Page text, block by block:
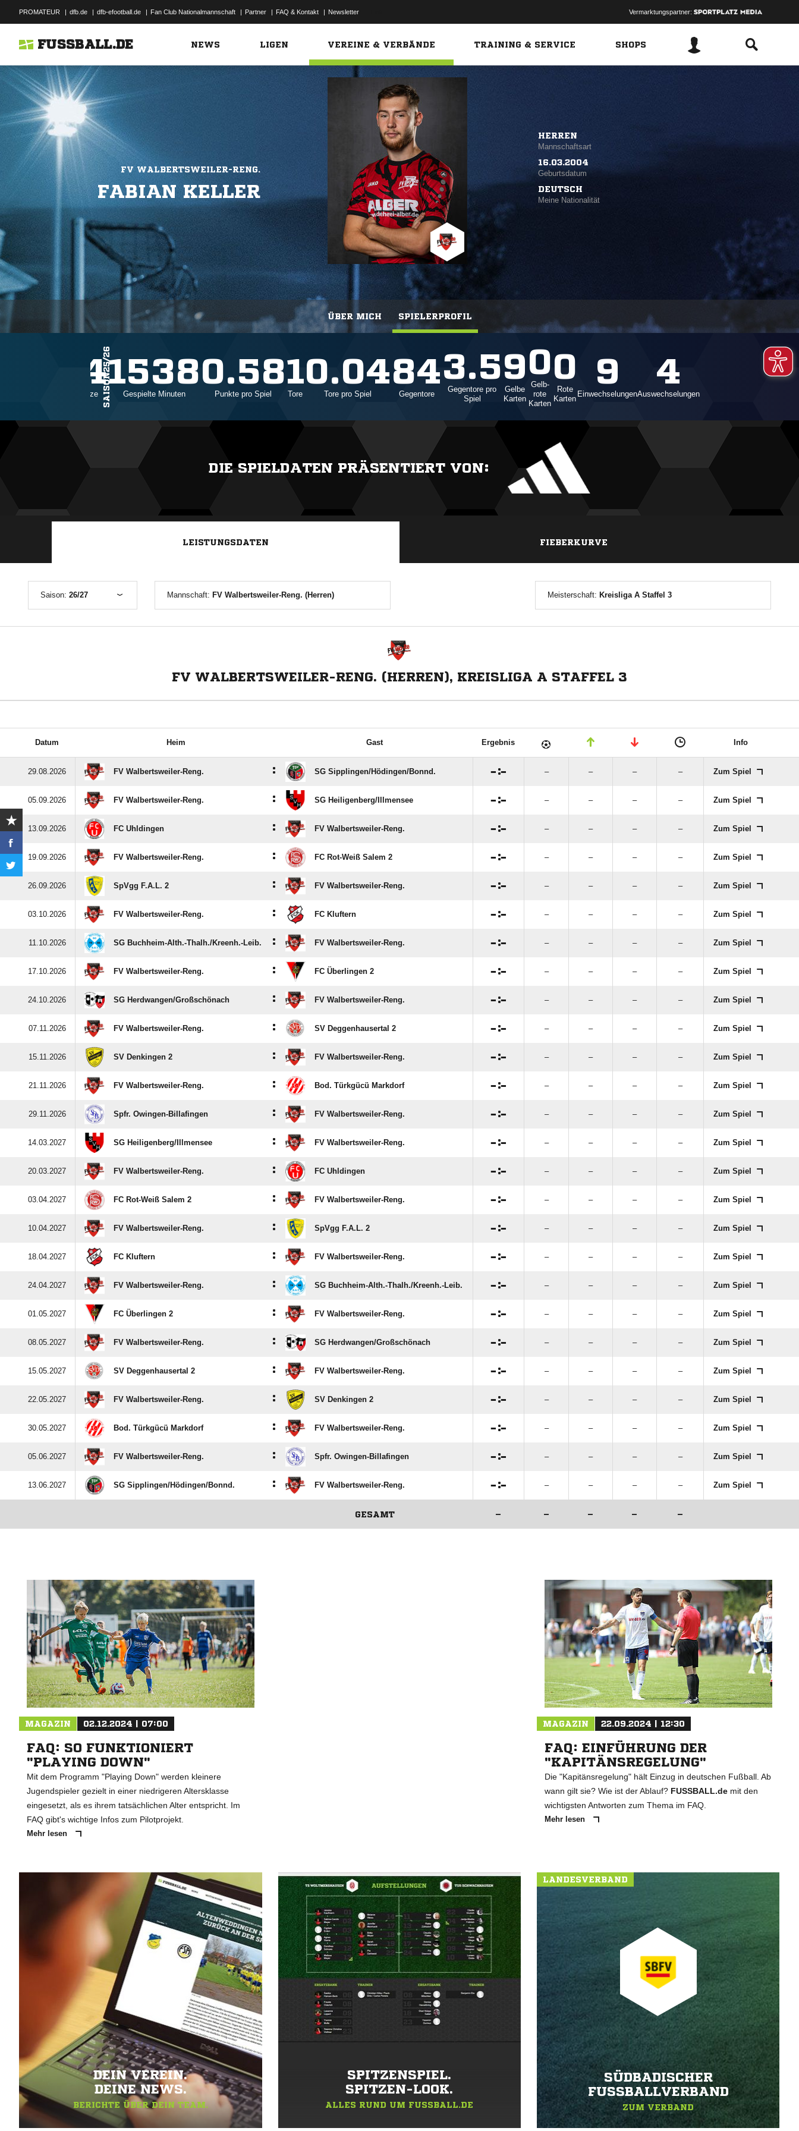
PROMATEUR | dfb.de | dfb-efootball.de | Fan Club Nationalmannschaft | Partner | FAQ & Kontakt | Newsletter Vermarktungspartner:
FUSSBALL.DE NEWS LIGEN VEREINE & VERBÄNDE TRAINING & SERVICE SHOPS
ÜBER MICH SPIELERPROFIL
FV WALBERTSWEILER-RENG.
FABIAN KELLER
HERREN
Mannschaftsart
16.03.2004
Geburtsdatum
DEUTSCH
Meine Nationalität
SAISON25/26
24
Einsätze
1538
Gespielte Minuten
0.58
Punkte pro Spiel
1
Tore
0.04
Tore pro Spiel
84
Gegentore
3.5
Gegentore pro
Spiel
9
Gelbe
Karten
0
Gelb-
rote
Karten
0
Rote
Karten
9
Einwechselungen
4
Auswechselungen
DIE SPIELDATEN PRÄSENTIERT VON:
LEISTUNGSDATEN FIEBERKURVE
Saison: 26/27 Mannschaft: FV Walbertsweiler-Reng. (Herren) Meisterschaft: Kreisliga A Staffel 3
FV WALBERTSWEILER-RENG. (HERREN), KREISLIGA A STAFFEL 3
Datum Heim Gast Ergebnis Info
29.08.2026 FV Walbertsweiler-Reng. : SG Sipplingen/​Hödingen/​Bonnd. : – – – – Zum Spiel
05.09.2026 FV Walbertsweiler-Reng. : SG Heiligenberg/​Illmensee : – – – – Zum Spiel
13.09.2026 FC Uhldingen : FV Walbertsweiler-Reng. : – – – – Zum Spiel
19.09.2026 FV Walbertsweiler-Reng. : FC Rot-Weiß Salem 2 : – – – – Zum Spiel
26.09.2026 SpVgg F.A.L. 2 : FV Walbertsweiler-Reng. : – – – – Zum Spiel
03.10.2026 FV Walbertsweiler-Reng. : FC Kluftern : – – – – Zum Spiel
11.10.2026 SG Buchheim-Alth.-Thalh./​Kreenh.-Leib. : FV Walbertsweiler-Reng. : – – – – Zum Spiel
17.10.2026 FV Walbertsweiler-Reng. : FC Überlingen 2 : – – – – Zum Spiel
24.10.2026 SG Herdwangen/​Großschönach : FV Walbertsweiler-Reng. : – – – – Zum Spiel
07.11.2026 FV Walbertsweiler-Reng. : SV Deggenhausertal 2 : – – – – Zum Spiel
15.11.2026 SV Denkingen 2 : FV Walbertsweiler-Reng. : – – – – Zum Spiel
21.11.2026 FV Walbertsweiler-Reng. : Bod. Türkgücü Markdorf : – – – – Zum Spiel
29.11.2026 Spfr. Owingen-Billafingen : FV Walbertsweiler-Reng. : – – – – Zum Spiel
14.03.2027 SG Heiligenberg/​Illmensee : FV Walbertsweiler-Reng. : – – – – Zum Spiel
20.03.2027 FV Walbertsweiler-Reng. : FC Uhldingen : – – – – Zum Spiel
03.04.2027 FC Rot-Weiß Salem 2 : FV Walbertsweiler-Reng. : – – – – Zum Spiel
10.04.2027 FV Walbertsweiler-Reng. : SpVgg F.A.L. 2 : – – – – Zum Spiel
18.04.2027 FC Kluftern : FV Walbertsweiler-Reng. : – – – – Zum Spiel
24.04.2027 FV Walbertsweiler-Reng. : SG Buchheim-Alth.-Thalh./​Kreenh.-Leib. : – – – – Zum Spiel
01.05.2027 FC Überlingen 2 : FV Walbertsweiler-Reng. : – – – – Zum Spiel
08.05.2027 FV Walbertsweiler-Reng. : SG Herdwangen/​Großschönach : – – – – Zum Spiel
15.05.2027 SV Deggenhausertal 2 : FV Walbertsweiler-Reng. : – – – – Zum Spiel
22.05.2027 FV Walbertsweiler-Reng. : SV Denkingen 2 : – – – – Zum Spiel
30.05.2027 Bod. Türkgücü Markdorf : FV Walbertsweiler-Reng. : – – – – Zum Spiel
05.06.2027 FV Walbertsweiler-Reng. : Spfr. Owingen-Billafingen : – – – – Zum Spiel
13.06.2027 SG Sipplingen/​Hödingen/​Bonnd. : FV Walbertsweiler-Reng. : – – – – Zum Spiel
GESAMT – – – – –
MAGAZIN 02.12.2024 | 07:00
FAQ: SO FUNKTIONIERT
"PLAYING DOWN"
Mit dem Programm "Playing Down" werden kleinere
Jugendspieler gezielt in einer niedrigeren Altersklasse
eingesetzt, als es ihrem tatsächlichen Alter entspricht. Im
FAQ gibt's wichtige Infos zum Pilotprojekt.
Mehr lesen
MAGAZIN 22.09.2024 | 12:30
FAQ: EINFÜHRUNG DER
"KAPITÄNSREGELUNG"
Die "Kapitänsregelung" hält Einzug in deutschen Fußball. Ab
wann gilt sie? Wie ist der Ablauf? FUSSBALL.de mit den
wichtigsten Antworten zum Thema im FAQ.
Mehr lesen
DEIN VEREIN.
DEINE NEWS.
BERICHTE ÜBER DEIN TEAM.
SPITZENSPIEL.
SPITZEN-LOOK.
ALLES RUND UM FUSSBALL.DE
LANDESVERBAND
SÜDBADISCHER
FUSSBALLVERBAND
ZUM VERBAND